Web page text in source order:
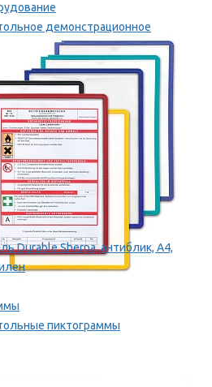
демонстрационное
Durable Sherpa, антиблик, А4,
пиктограммы